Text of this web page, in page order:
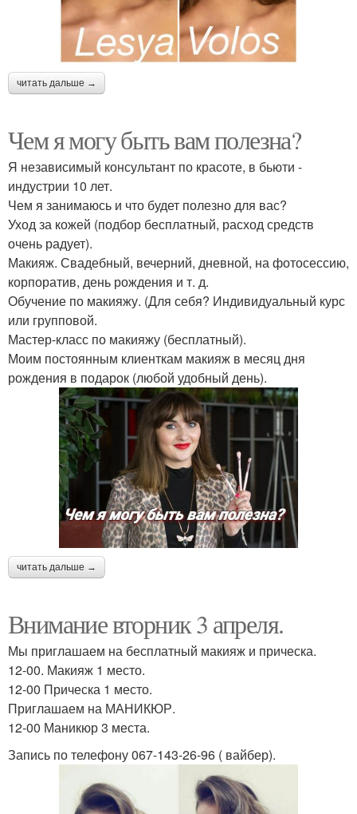
читать дальше →
Чем я могу быть вам полезна?
Я независимый консультант по красоте, в бьюти -
индустрии 10 лет.
Чем я занимаюсь и что будет полезно для вас?
Уход за кожей (подбор бесплатный, расход средств
очень радует).
Макияж. Свадебный, вечерний, дневной, на фотосессию,
корпоратив, день рождения и т. д.
Обучение по макияжу. (Для себя? Индивидуальный курс
или групповой.
Мастер-класс по макияжу (бесплатный).
Моим постоянным клиенткам макияж в месяц дня
рождения в подарок (любой удобный день).
читать дальше →
Внимание вторник 3 апреля.
Мы приглашаем на бесплатный макияж и прическа.
12-00. Макияж 1 место.
12-00 Прическа 1 место.
Приглашаем на МАНИКЮР.
12-00 Маникюр 3 места.
Запись по телефону 067-143-26-96 ( вайбер).